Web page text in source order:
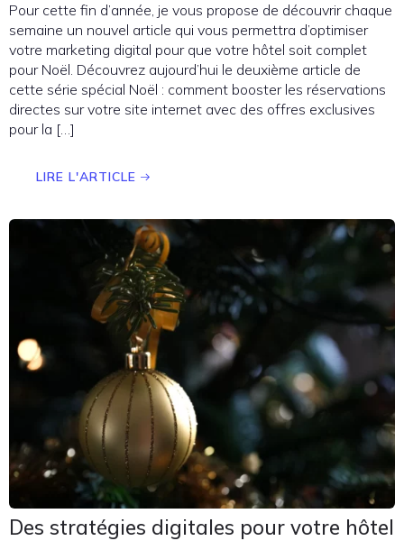
Pour cette fin d’année, je vous propose de découvrir chaque
semaine un nouvel article qui vous permettra d’optimiser
votre marketing digital pour que votre hôtel soit complet
pour Noël. Découvrez aujourd’hui le deuxième article de
cette série spécial Noël : comment booster les réservations
directes sur votre site internet avec des offres exclusives
pour la […]
LIRE L'ARTICLE
Des stratégies digitales pour votre hôtel